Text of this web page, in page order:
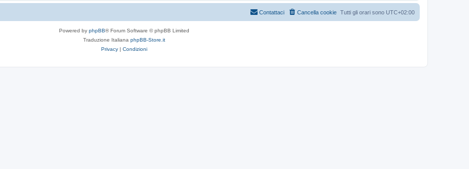
Tutti gli orari sono UTC+02:00
Cancella cookie
Contattaci
Powered by phpBB® Forum Software © phpBB Limited
Traduzione Italiana phpBB-Store.it
Privacy | Condizioni